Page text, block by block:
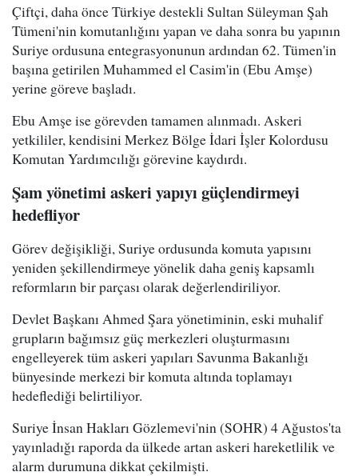
Çiftçi, daha önce Türkiye destekli Sultan Süleyman Şah
Tümeni'nin komutanlığını yapan ve daha sonra bu yapının
Suriye ordusuna entegrasyonunun ardından 62. Tümen'in
başına getirilen Muhammed el Casim'in (Ebu Amşe)
yerine göreve başladı.
Ebu Amşe ise görevden tamamen alınmadı. Askeri
yetkililer, kendisini Merkez Bölge İdari İşler Kolordusu
Komutan Yardımcılığı görevine kaydırdı.
Şam yönetimi askeri yapıyı güçlendirmeyi
hedefliyor
Görev değişikliği, Suriye ordusunda komuta yapısını
yeniden şekillendirmeye yönelik daha geniş kapsamlı
reformların bir parçası olarak değerlendiriliyor.
Devlet Başkanı Ahmed Şara yönetiminin, eski muhalif
grupların bağımsız güç merkezleri oluşturmasını
engelleyerek tüm askeri yapıları Savunma Bakanlığı
bünyesinde merkezi bir komuta altında toplamayı
hedeflediği belirtiliyor.
Suriye İnsan Hakları Gözlemevi'nin (SOHR) 4 Ağustos'ta
yayınladığı raporda da ülkede artan askeri hareketlilik ve
alarm durumuna dikkat çekilmişti.